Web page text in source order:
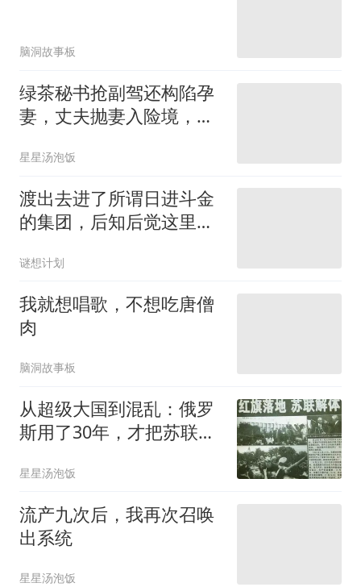
脑洞故事板
绿茶秘书抢副驾还构陷孕
妻，丈夫抛妻入险境，铁
星星汤泡饭
渡出去进了所谓日进斗金
的集团，后知后觉这里是
谜想计划
我就想唱歌，不想吃唐僧
肉
脑洞故事板
从超级大国到混乱：俄罗
斯用了30年，才把苏联解
星星汤泡饭
流产九次后，我再次召唤
出系统
星星汤泡饭